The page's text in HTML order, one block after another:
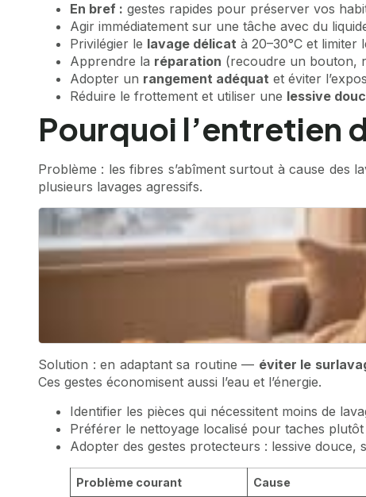
En bref : gestes rapides pour préserver vos
Agir immédiatement sur une tâche avec du
Privilégier le lavage délicat à 20–30°C et limiter
Apprendre la réparation (recoudre un bouton,
Adopter un rangement adéquat et éviter
Réduire le frottement et utiliser une lessive
Pourquoi l’entretien
Problème : les fibres s’abîment surtout à cause des
plusieurs lavages agressifs.
Solution : en adaptant sa routine — éviter le
Ces gestes économisent aussi l’eau et l’énergie.
Identifier les pièces qui nécessitent moins de
Préférer le nettoyage localisé pour taches
Adopter des gestes protecteurs : lessive douce,
Problème courant Cause